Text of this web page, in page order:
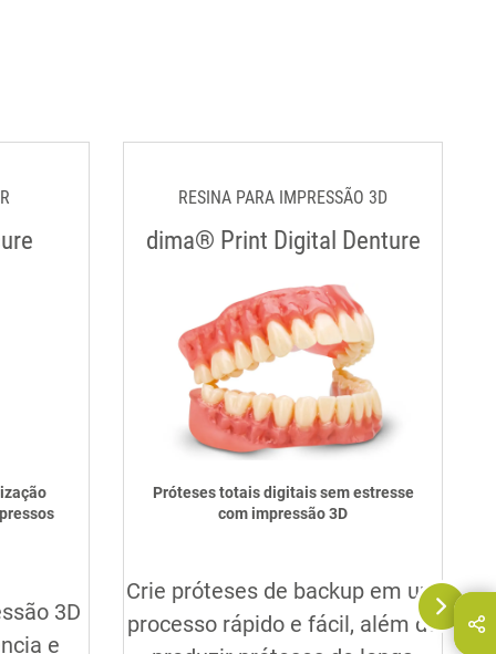
em: E-Mail
3D
e
RESINA PARA IMPRESSÃO 3D
dima® Print Digital Denture
Próteses totais digitais sem estresse
com impressão 3D
Crie próteses de backup em um
processo rápido e fácil, além de